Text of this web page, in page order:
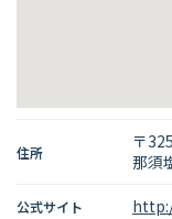
住所
〒
那須
公式サイト